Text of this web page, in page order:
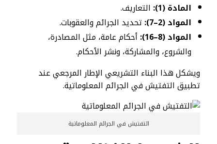
المادة (1):
التعاريف.
المواد (2–7):
تحديد الجرائم والعقوبات.
المواد (8–16):
أحكام عامة، مثل المصادرة،
والشروع، والمشاركة، ونشر الأحكام.
ويشكل هذا البناء التشريعي الإطار المرجعي عند
تطبيق التفتيش في الجرائم المعلوماتية.
التفتيش في الجرائم المعلوماتية